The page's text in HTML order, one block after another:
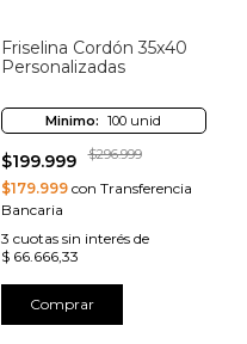
Friselina Cordón 35x40
Personalizadas
Minimo: 100 unid
$199.999 $296.999
$179.999con Transferencia
Bancaria
3 cuotas sin interés de
$ 66.666,33
Comprar